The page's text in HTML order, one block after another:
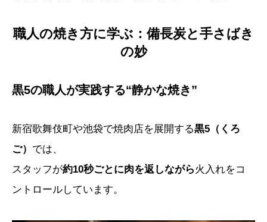
職人の焼き方に学ぶ：備長炭と手さばき
の妙
黒5の職人が実践する“静かな焼き”
新宿歌舞伎町や池袋で焼肉店を展開する黒5（くろ
ご） では、
スタッフが約10秒ごとに肉を返しながら火入れをコ
ントロールしています。